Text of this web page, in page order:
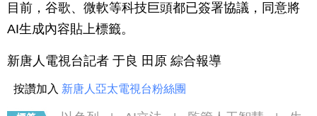
目前，谷歌、微軟等科技巨頭都已簽署協議，同意將
AI生成內容貼上標籤。
新唐人電視台記者 于良 田原 綜合報導
按讚加入 新唐人亞太電視台粉絲團